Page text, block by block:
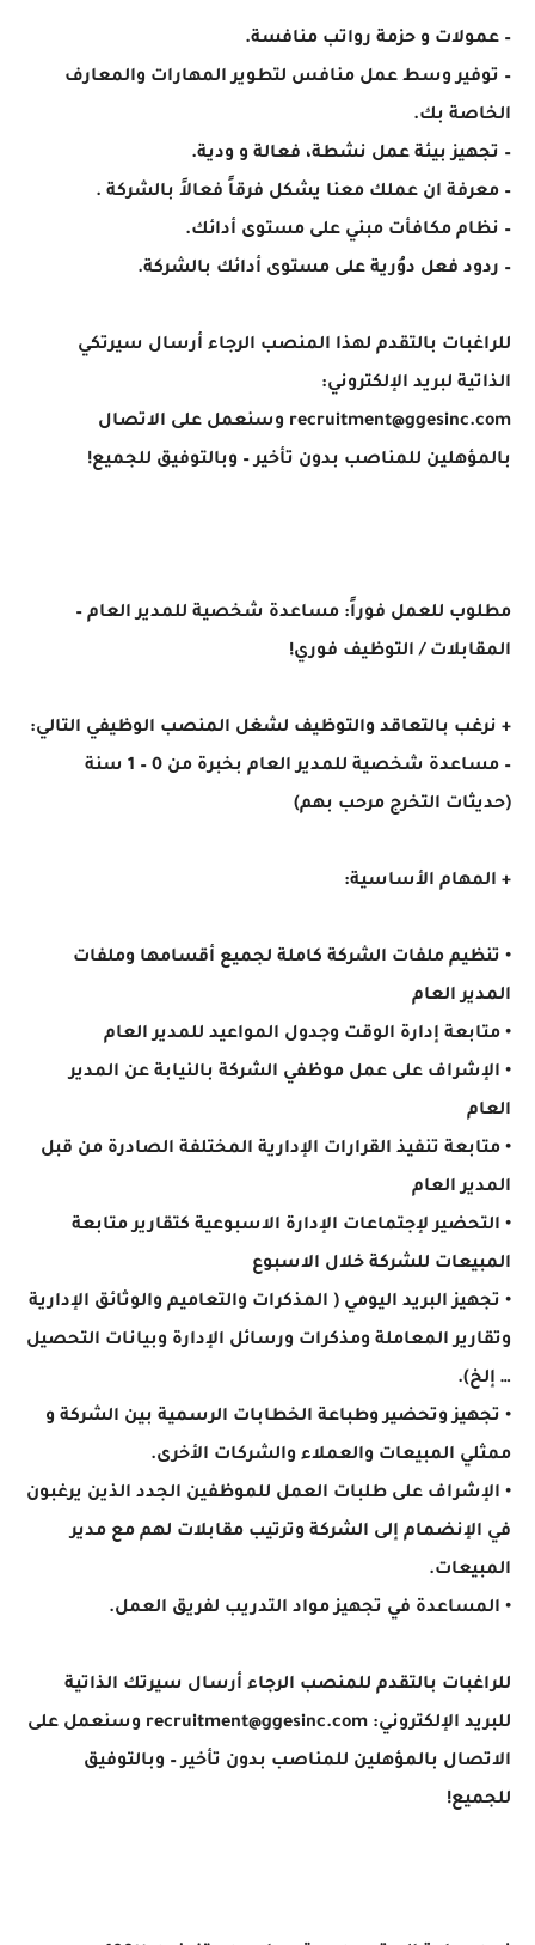
– عمولات و حزمة رواتب منافسة.
– توفير وسط عمل منافس لتطوير المهارات والمعارف
الخاصة بك.
– تجهيز بيئة عمل نشطة، فعالة و ودية.
– معرفة ان عملك معنا يشكل فرقاً فعالاً بالشركة .
– نظام مكافأت مبني على مستوى أدائك.
– ردود فعل دوُرية على مستوى أدائك بالشركة.
للراغبات بالتقدم لهذا المنصب الرجاء أرسال سيرتكي
الذاتية لبريد الإلكتروني:
recruitment@ggesinc.com وسنعمل على الاتصال
بالمؤهلين للمناصب بدون تأخير – وبالتوفيق للجميع!
مطلوب للعمل فوراً: مساعدة شخصية للمدير العام –
المقابلات / التوظيف فوري!
+ نرغب بالتعاقد والتوظيف لشغل المنصب الوظيفي التالي:
– مساعدة شخصية للمدير العام بخبرة من 0 – 1 سنة
(حديثات التخرج مرحب بهم)
+ المهام الأساسية:
• تنظيم ملفات الشركة كاملة لجميع أقسامها وملفات
المدير العام
• متابعة إدارة الوقت وجدول المواعيد للمدير العام
• الإشراف على عمل موظفي الشركة بالنيابة عن المدير
العام
• متابعة تنفيذ القرارات الإدارية المختلفة الصادرة من قبل
المدير العام
• التحضير لإجتماعات الإدارة الاسبوعية كتقارير متابعة
المبيعات للشركة خلال الاسبوع
• تجهيز البريد اليومي ( المذكرات والتعاميم والوثائق الإدارية
وتقارير المعاملة ومذكرات ورسائل الإدارة وبيانات التحصيل
… إلخ).
• تجهيز وتحضير وطباعة الخطابات الرسمية بين الشركة و
ممثلي المبيعات والعملاء والشركات الأخرى.
• الإشراف على طلبات العمل للموظفين الجدد الذين يرغبون
في الإنضمام إلى الشركة وترتيب مقابلات لهم مع مدير
المبيعات.
• المساعدة في تجهيز مواد التدريب لفريق العمل.
للراغبات بالتقدم للمنصب الرجاء أرسال سيرتك الذاتية
للبريد الإلكتروني: recruitment@ggesinc.com
وسنعمل على
الاتصال بالمؤهلين للمناصب بدون تأخير – وبالتوفيق
للجميع!